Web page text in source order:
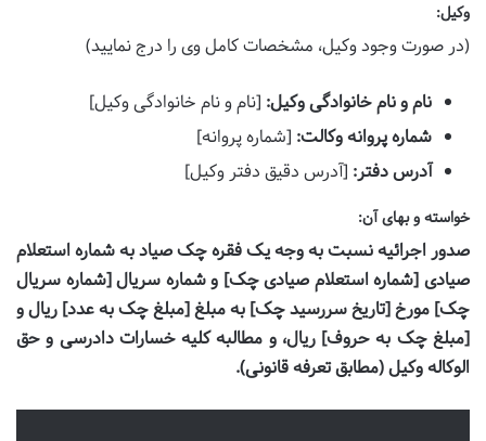
وکیل:
(در صورت وجود وکیل، مشخصات کامل وی را درج نمایید)
نام و نام خانوادگی وکیل: [نام و نام خانوادگی وکیل]
شماره پروانه وکالت: [شماره پروانه]
آدرس دفتر: [آدرس دقیق دفتر وکیل]
خواسته و بهای آن:
صدور اجرائیه نسبت به وجه یک فقره چک صیاد به شماره استعلام
صیادی [شماره استعلام صیادی چک] و شماره سریال [شماره سریال
چک] مورخ [تاریخ سررسید چک] به مبلغ [مبلغ چک به عدد] ریال و
[مبلغ چک به حروف] ریال، و مطالبه کلیه خسارات دادرسی و حق
الوکاله وکیل (مطابق تعرفه قانونی).